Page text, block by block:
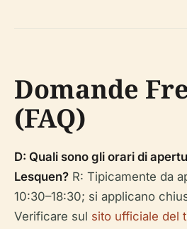
Domande
(FAQ)
D: Quali sono gli orari di
Lesquen? R: Tipicamente da
10:30–18:30; si applicano
Verificare sul sito ufficiale del